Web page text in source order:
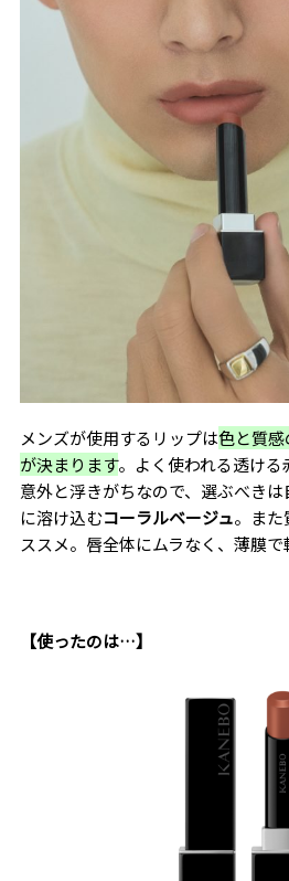
メンズが使用するリップは色と質
が決まります。よく使われる透け
意外と浮きがちなので、選ぶべき
に溶け込むコーラルベージュ。また
ススメ。唇全体にムラなく、薄膜
【使ったのは…】